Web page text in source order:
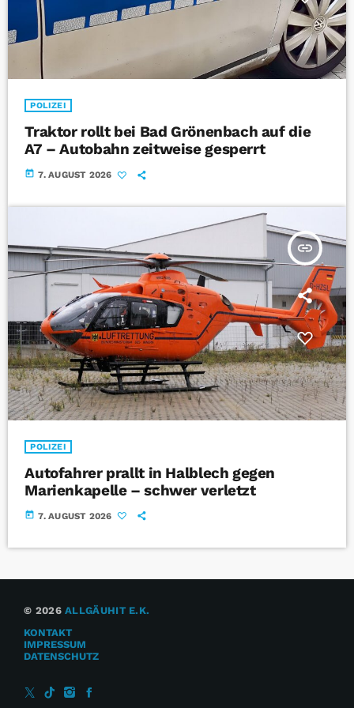
POLIZEI
Traktor rollt bei Bad Grönenbach auf die
A7 – Autobahn zeitweise gesperrt
today 7. AUGUST 2026
insert_link
POLIZEI
Autofahrer prallt in Halblech gegen
Marienkapelle – schwer verletzt
today 7. AUGUST 2026
© 2026ALLGÄUHIT E.K.
KONTAKT
IMPRESSUM
DATENSCHUTZ